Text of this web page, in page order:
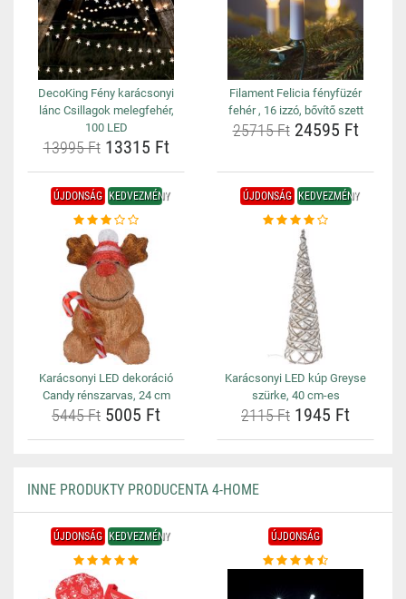
DecoKing Fény karácsonyi
lánc Csillagok melegfehér,
100 LED
13995 Ft13315 Ft
Filament Felicia fényfüzér
fehér , 16 izzó, bővítő szett
25715 Ft24595 Ft
ÚJDONSÁG KEDVEZMÉNY
Karácsonyi LED dekoráció
Candy rénszarvas, 24 cm
5445 Ft 5005 Ft
ÚJDONSÁG KEDVEZMÉNY
Karácsonyi LED kúp Greyse
szürke, 40 cm-es
2115 Ft 1945 Ft
INNE PRODUKTY PRODUCENTA 4-HOME
ÚJDONSÁG KEDVEZMÉNY ÚJDONSÁG